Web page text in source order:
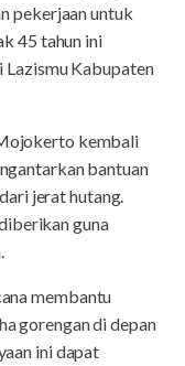
pekerjaan untuk
45 tahun ini
Kabupaten
kembali
bantuan
jerat hutang.
guna
membantu
gorengan di depan
ini dapat